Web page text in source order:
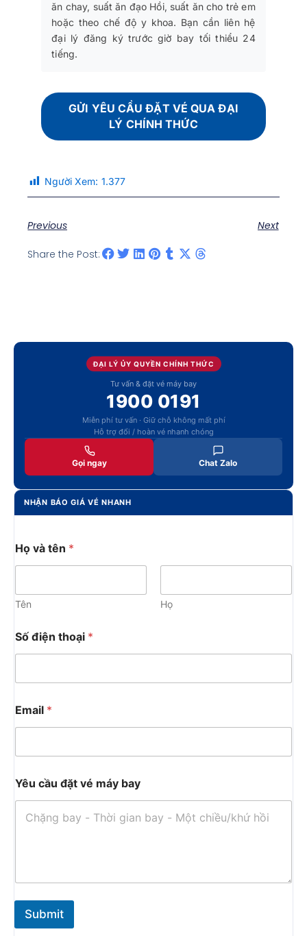
ăn chay, suất ăn đạo Hồi, suất ăn cho trẻ em
hoặc theo chế độ y khoa. Bạn cần liên hệ
đại lý đăng ký trước giờ bay tối thiểu 24
tiếng.
GỬI YÊU CẦU ĐẶT VÉ QUA ĐẠI
LÝ CHÍNH THỨC
Người Xem: 1.377
Previous Next
Share the Post:
ĐẠI LÝ ỦY QUYỀN CHÍNH THỨC
Tư vấn & đặt vé máy bay
1900 0191
Miễn phí tư vấn · Giữ chỗ không mất phí
Hỗ trợ đổi / hoàn vé nhanh chóng
Gọi ngay Chat Zalo
NHẬN BÁO GIÁ VÉ NHANH
Họ và tên *
Tên Họ
Số điện thoại *
Email *
Yêu cầu đặt vé máy bay
Submit